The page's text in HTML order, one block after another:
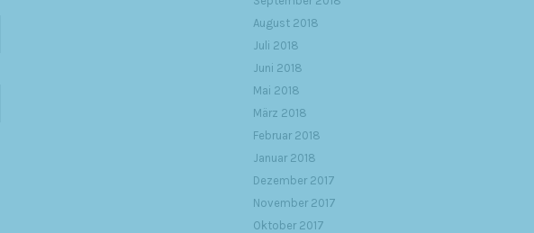
August 2018
Juli 2018
Juni 2018
Mai 2018
März 2018
Februar 2018
Januar 2018
Dezember 2017
November 2017
Oktober 2017